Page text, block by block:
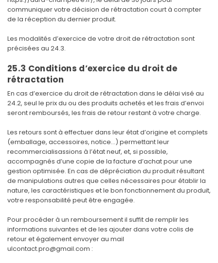
communiquer votre décision de rétractation court à compter
de la réception du dernier produit.
Les modalités d’exercice de votre droit de rétractation sont
précisées au 24.3.
25.3 Conditions d’exercice du droit de
rétractation
En cas d’exercice du droit de rétractation dans le délai visé au
24.2, seul le prix du ou des produits achetés et les frais d’envoi
seront remboursés, les frais de retour restant à votre charge.
Les retours sont à effectuer dans leur état d’origine et complets
(emballage, accessoires, notice…) permettant leur
recommercialisassions à l’état neuf, et, si possible,
accompagnés d’une copie de la facture d’achat pour une
gestion optimisée. En cas de dépréciation du produit résultant
de manipulations autres que celles nécessaires pour établir la
nature, les caractéristiques et le bon fonctionnement du produit,
votre responsabilité peut être engagée.
Pour procéder à un remboursement il suffit de remplir les
informations suivantes et de les ajouter dans votre colis de
retour et également envoyer au mail
ulcontact.pro@gmail.com :